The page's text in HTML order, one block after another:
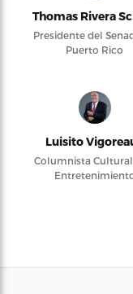
Thomas Rivera
Presidente del
Puerto Rico
Luisito
Columnista Cultural